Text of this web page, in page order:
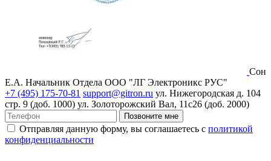
Сон
Е.А. Начальник Отдела ООО "ЛГ Электроникс РУС"
+7 (495) 175-70-81 support@gitron.ru ул. Нижегородская д. 104
стр. 9 (доб. 1000) ул. Золоторожский Вал, 11с26 (доб. 2000)
Позвоните мне
Отправляя данную форму, вы соглашаетесь с политикой
конфиденциальности